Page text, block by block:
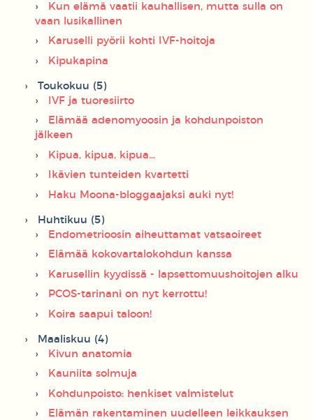
Kun elämä vaatii kauhallisen, mutta sulla on
vaan lusikallinen
Karuselli pyörii kohti IVF-hoitoja
Kipukapina
Toukokuu (5)
IVF ja tuoresiirto
Elämää adenomyoosin ja kohdunpoiston
jälkeen
Kipua, kipua, kipua...
Ikävien tunteiden kvartetti
Haku Moona-bloggaajaksi auki nyt!
Huhtikuu (5)
Endometrioosin aiheuttamat vatsaoireet
Elämää kokovartalokohdun kanssa
Karusellin kyydissä - lapsettomuushoitojen alku
PCOS-tarinani on nyt kerrottu!
Koira saapui taloon!
Maaliskuu (4)
Kivun anatomia
Kauniita solmuja
Kohdunpoisto: henkiset valmistelut
Elämän rakentaminen uudelleen leikkauksen